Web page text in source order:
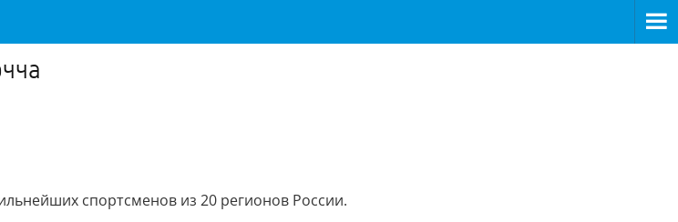
спортсменов из 20 регионов России.